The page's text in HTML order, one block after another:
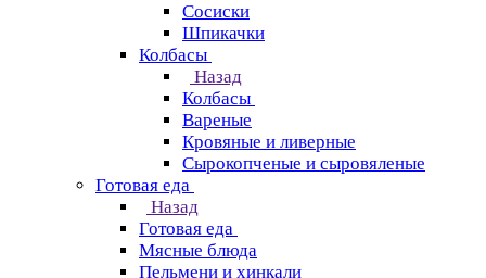
Сосиски
Шпикачки
Колбасы
Назад
Колбасы
Вареные
Кровяные и ливерные
Сырокопченые и сыровяленые
Готовая еда
Назад
Готовая еда
Мясные блюда
Пельмени и хинкали